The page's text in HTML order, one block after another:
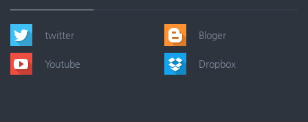
twitter
Youtube
Bloger
Dropbox